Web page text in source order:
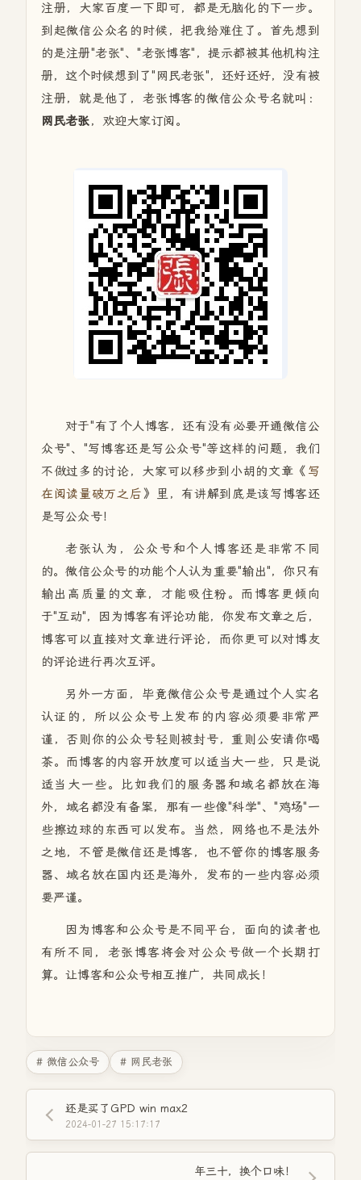
注册，大家百度一下即可，都是无脑化的下一步。
到起微信公众名的时候，把我给难住了。首先想到
的是注册"老张"、"老张博客"，提示都被其他机构注
册，这个时候想到了"网民老张"，还好还好，没有被
注册，就是他了，老张博客的微信公众号名就叫：
网民老张，欢迎大家订阅。
对于"有了个人博客，还有没有必要开通微信公
众号"、"写博客还是写公众号"等这样的问题，我们
不做过多的讨论，大家可以移步到小胡的文章《 写
在阅读量破万之后 》里，有讲解到底是该写博客还
是写公众号！
老张认为，公众号和个人博客还是非常不同
的。微信公众号的功能个人认为重要"输出"，你只有
输出高质量的文章，才能吸住粉。而博客更倾向
于"互动"，因为博客有评论功能，你发布文章之后，
博客可以直接对文章进行评论，而你更可以对博友
的评论进行再次互评。
另外一方面，毕竟微信公众号是通过个人实名
认证的，所以公众号上发布的内容必须要非常严
谨，否则你的公众号轻则被封号，重则公安请你喝
茶。而博客的内容开放度可以适当大一些，只是说
适当大一些。比如我们的服务器和域名都放在海
外，域名都没有备案，那有一些像"科学"、"鸡场"一
些擦边球的东西可以发布。当然，网络也不是法外
之地，不管是微信还是博客，也不管你的博客服务
器、域名放在国内还是海外，发布的一些内容必须
要严谨。
因为博客和公众号是不同平台，面向的读者也
有所不同，老张博客将会对公众号做一个长期打
算。让博客和公众号相互推广，共同成长！
# 微信公众号 # 网民老张
还是买了GPD win max2
2024-01-27 15:17:17
年三十，换个口味！